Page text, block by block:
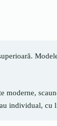
moderne,
individual, cu